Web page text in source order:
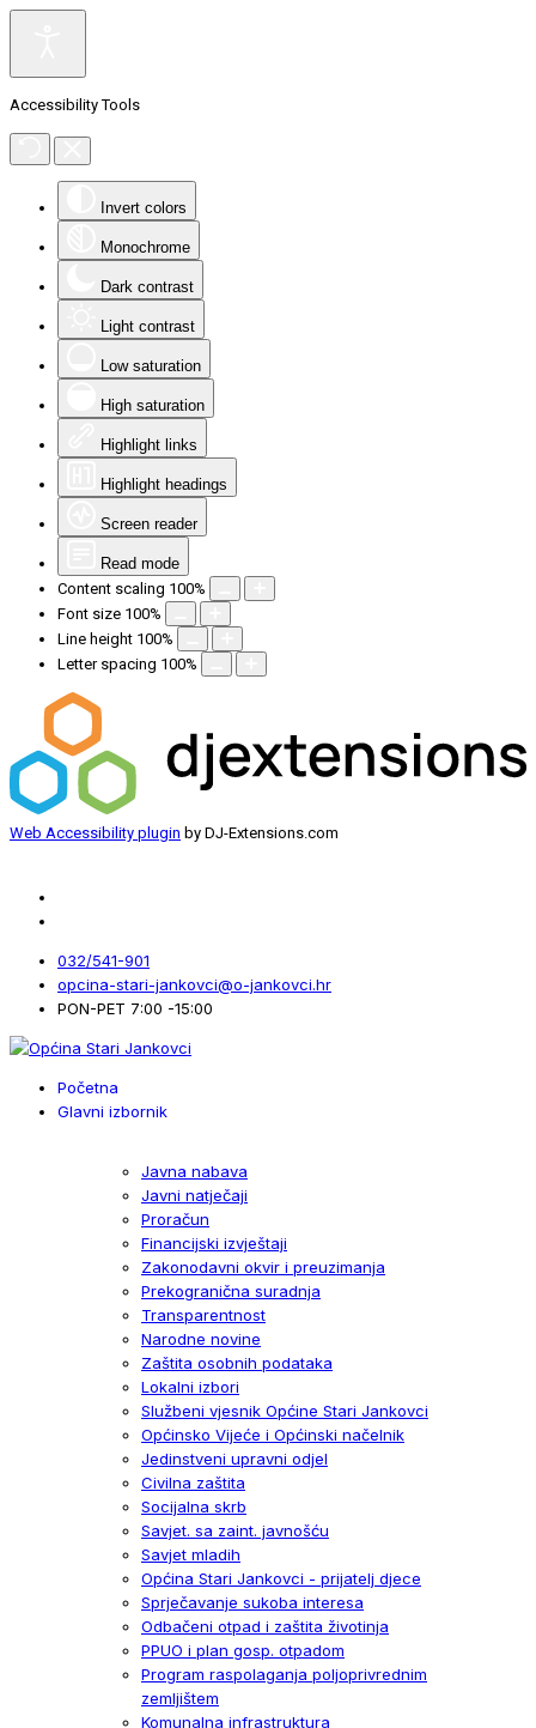
Accessibility Tools
Invert colors
Monochrome
Dark contrast
Light contrast
Low saturation
High saturation
Highlight links
Highlight headings
Screen reader
Read mode
Content scaling 100%
Font size 100%
Line height 100%
Letter spacing 100%
Web Accessibility plugin by DJ-Extensions.com
032/541-901
opcina-stari-jankovci@o-jankovci.hr
PON-PET 7:00 -15:00
Početna
Glavni izbornik
Javna nabava
Javni natječaji
Proračun
Financijski izvještaji
Zakonodavni okvir i preuzimanja
Prekogranična suradnja
Transparentnost
Narodne novine
Zaštita osobnih podataka
Lokalni izbori
Službeni vjesnik Općine Stari Jankovci
Općinsko Vijeće i Općinski načelnik
Jedinstveni upravni odjel
Civilna zaštita
Socijalna skrb
Savjet. sa zaint. javnošću
Savjet mladih
Općina Stari Jankovci - prijatelj djece
Sprječavanje sukoba interesa
Odbačeni otpad i zaštita životinja
PPUO i plan gosp. otpadom
Program raspolaganja poljoprivrednim
zemljištem
Komunalna infrastruktura